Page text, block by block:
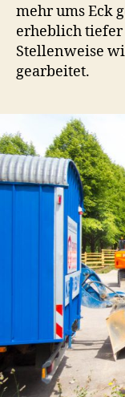
mehr ums Eck
erheblich tiefer
Stellenweise
gearbeitet.